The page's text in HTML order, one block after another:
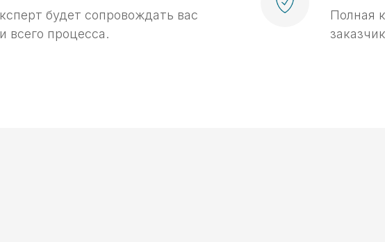
будет сопровождать вас
всего процесса.
Полная